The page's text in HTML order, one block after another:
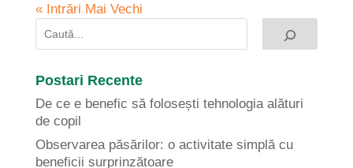
« Intrări Mai Vechi
Postari Recente
De ce e benefic să folosești tehnologia alături
de copil
Observarea păsărilor: o activitate simplă cu
beneficii surprinzătoare